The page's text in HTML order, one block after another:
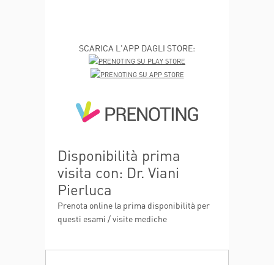
SCARICA L'APP DAGLI STORE:
Disponibilità prima
visita con: Dr. Viani
Pierluca
Prenota online la prima disponibilità per
questi esami / visite mediche